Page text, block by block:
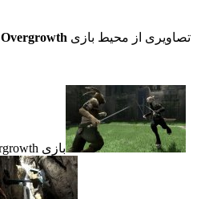
تصاویری از محیط بازی Overgrowth
بازی Overgrowth